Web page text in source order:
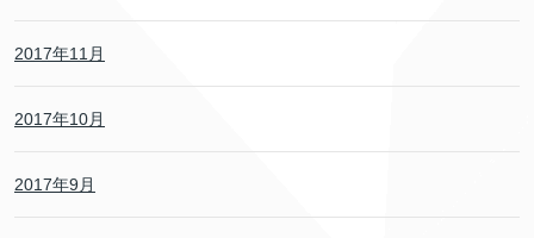
2017年11月
2017年10月
2017年9月